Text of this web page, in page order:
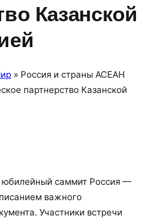
Казанской
» Россия и страны АСЕАН
партнерство Казанской
саммит Россия —
важного
Участники встречи